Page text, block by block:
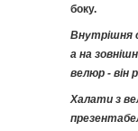
боку.
Внутрішня
а на
велюр - він
Халати з